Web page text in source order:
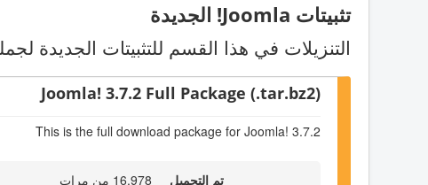
تثبيتات Joomla! الجديدة
التنزيلات في هذا القسم للتثبيتات الجديدة
Joomla! 3.7.2 Full Package (.tar.bz2)
This is the full download package for Joomla! 3.7.2
تم التحميل
16,978 من مرات